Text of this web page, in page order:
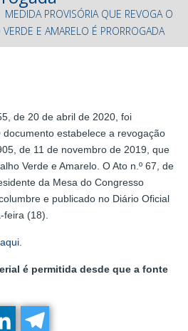
MEDIDA PROVISÓRIA QUE REVOGA O
E AMARELO É PRORROGADA
de 20 de abril de 2020, foi
estabelece a revogação
de 11 de novembro de 2019, que
Verde e Amarelo. O Ato n.º 67, de
da Mesa do Congresso
e publicado no Diário Oficial
(18).
é permitida desde que a fonte